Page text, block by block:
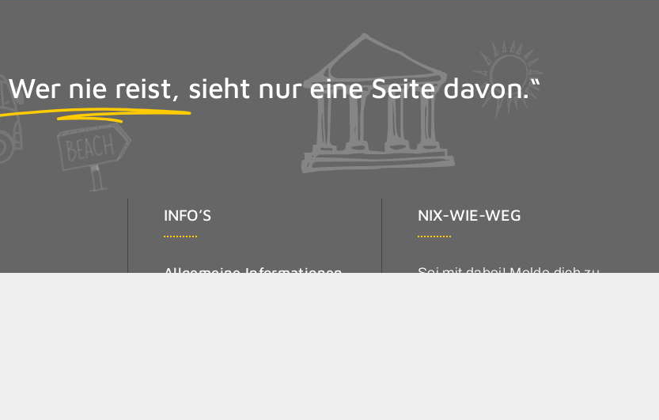
Wer nie reist, sieht nur eine Seite davon.“
INFO’S
Allgemeine Informationen
NIX-WIE-WEG
Sei mit dabei! Melde dich zu